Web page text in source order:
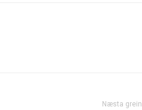
Næsta grein